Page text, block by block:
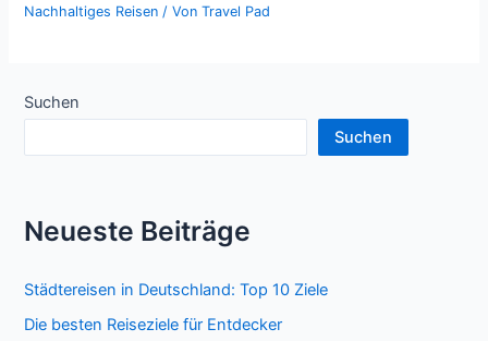
Nachhaltiges Reisen / VonTravel Pad
Suchen
Suchen
Neueste Beiträge
Städtereisen in Deutschland: Top 10 Ziele
Die besten Reiseziele für Entdecker